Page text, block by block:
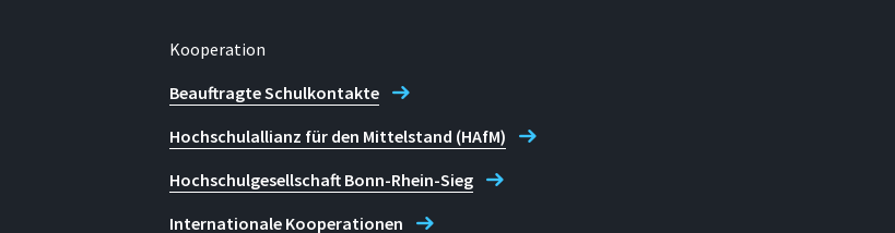
Kooperation
Beauftragte Schulkontakte
Hochschulallianz für den Mittelstand (HAfM)
Hochschulgesellschaft Bonn-Rhein-Sieg
Internationale Kooperationen